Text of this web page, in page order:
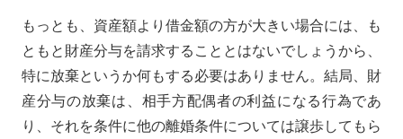
もっとも、資産額より借金額の方が大きい場合には、も
ともと財産分与を請求することとはないでしょうから、
特に放棄というか何もする必要はありません。結局、財
産分与の放棄は、相手方配偶者の利益になる行為であ
り、それを条件に他の離婚条件については譲歩してもら